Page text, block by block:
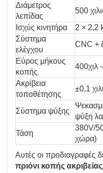
Διάμετρος
λεπίδας
500
Ισχύς κινητήρα
2 × 2,2
Σύστημα
ελέγχου
CNC +
Εύρος μήκους
κοπής
400χιλ
Ακρίβεια
τοποθέτησης
±0,1
Σύστημα ψύξης
ψύξη
Τάση
380V/
χώρα)
Αυτές οι προδιαγραφές
πριόνι κοπής